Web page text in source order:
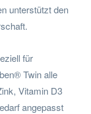
unterstützt den
für
Twin alle
Vitamin D3
angepasst